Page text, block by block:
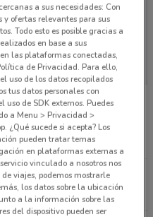
ofertas vigentes
más cercanas
México
a sus necesidades: Con
ofertas relevantes para sus
Todo esto es posible gracias a
en base a sus
las plataformas conectadas,
de Privacidad. Para ello,
uso de los datos recopilados
tus datos personales con
de SDK externos. Puedes
a Menu > Privacidad >
¿Qué sucede si acepta? Los
pueden tratar temas
en plataformas externas a
vinculado a nosotros nos
viajes, podemos mostrarle
los datos sobre la ubicación
a la información sobre las
del dispositivo pueden ser